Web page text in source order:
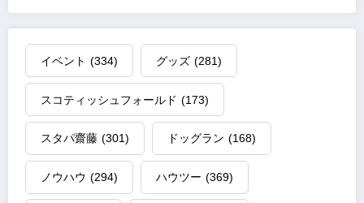
イベント (334) グッズ (281)
スコティッシュフォールド (173)
スタパ齋藤 (301) ドッグラン (168)
ノウハウ (294) ハウツー (369)